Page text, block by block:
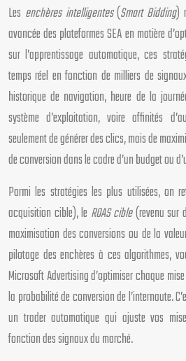
Les enchères intelligentes(Smart Bidding)
avancée des plateformes SEA en matière
sur l’apprentissage automatique, ces
temps réel en fonction de milliers de
historique de navigation, heure de la
système d’exploitation, voire affinités
seulement de générer des clics, mais de
de conversion dans le cadre d’un budget ou
Parmi les stratégies les plus utilisées, on
acquisition cible), le ROAS cible(revenu sur
maximisation des conversions ou de la
pilotage des enchères à ces algorithmes,
Microsoft Advertising d’optimiser chaque
la probabilité de conversion de l’internaute.
un trader automatique qui ajuste vos
fonction des signaux du marché.